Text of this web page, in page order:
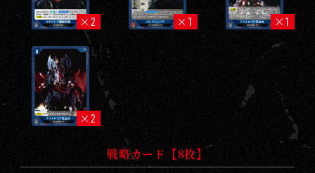
2 1 1
2
戦略カード【8枚】